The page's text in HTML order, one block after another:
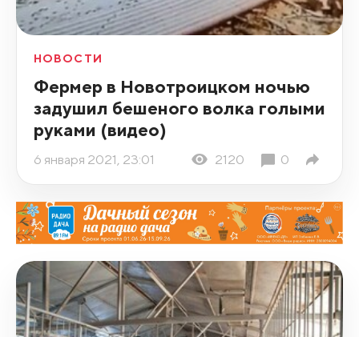
НОВОСТИ
Фермер в Новотроицком ночью
задушил бешеного волка голыми
руками (видео)
6 января 2021, 23:01 2120 0